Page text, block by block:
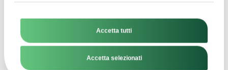
Accetta tutti
Accetta selezionati
Storage
La L-isoleucina in polvere deve essere conservata nella